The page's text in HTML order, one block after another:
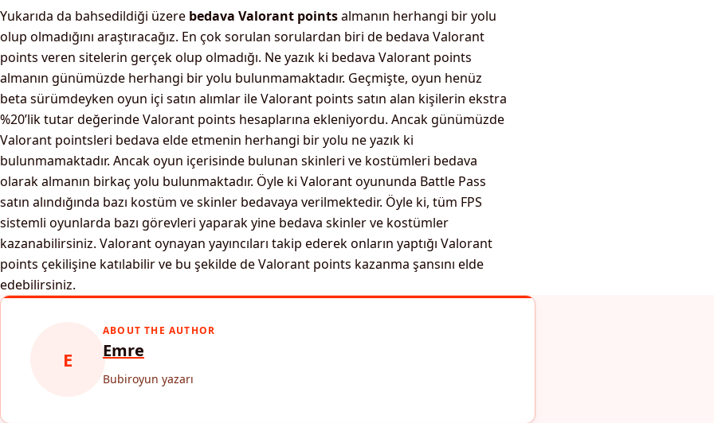
Yukarıda da bahsedildiği üzere bedava Valorant pointsalmanın herhangi bir yolu
olup olmadığını araştıracağız. En çok sorulan sorulardan biri de bedava Valorant
points veren sitelerin gerçek olup olmadığı. Ne yazık ki bedava Valorant points
almanın günümüzde herhangi bir yolu bulunmamaktadır. Geçmişte, oyun henüz
beta sürümdeyken oyun içi satın alımlar ile Valorant points satın alan kişilerin ekstra
%20’lik tutar değerinde Valorant points hesaplarına ekleniyordu. Ancak günümüzde
Valorant pointsleri bedava elde etmenin herhangi bir yolu ne yazık ki
bulunmamaktadır. Ancak oyun içerisinde bulunan skinleri ve kostümleri bedava
olarak almanın birkaç yolu bulunmaktadır. Öyle ki Valorant oyununda Battle Pass
satın alındığında bazı kostüm ve skinler bedavaya verilmektedir. Öyle ki, tüm FPS
sistemli oyunlarda bazı görevleri yaparak yine bedava skinler ve kostümler
kazanabilirsiniz. Valorant oynayan yayıncıları takip ederek onların yaptığı Valorant
points çekilişine katılabilir ve bu şekilde de Valorant points kazanma şansını elde
edebilirsiniz.
E
ABOUT THE AUTHOR
Emre
Bubiroyun yazarı